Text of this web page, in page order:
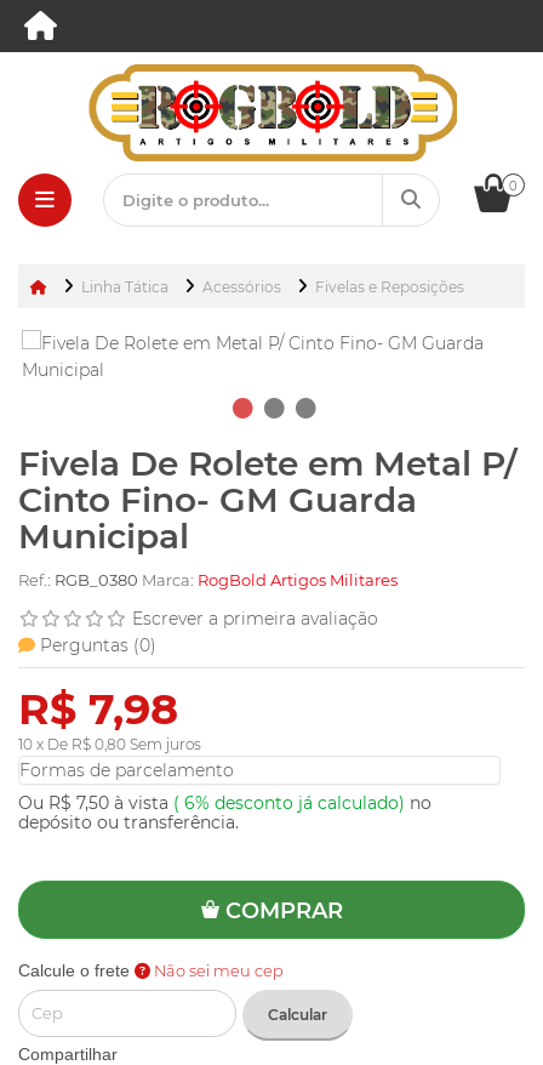
0
Linha Tática Acessórios Fivelas e Reposições
Fivela De Rolete em Metal P/
Cinto Fino- GM Guarda
Municipal
Ref.: RGB_0380 Marca: RogBold Artigos Militares
Escrever a primeira avaliação
Perguntas (0)
R$ 7,98
10 x De R$ 0,80 Sem juros
Formas de parcelamento
Ou R$ 7,50 à vista ( 6% desconto já calculado) no
depósito ou transferência.
COMPRAR
Calcule o frete Não sei meu cep
Calcular
Compartilhar